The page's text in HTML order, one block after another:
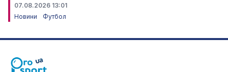
07.08.2026 13:01
Новини
Футбол